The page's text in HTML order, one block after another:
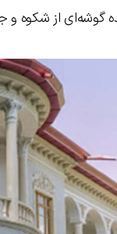
گوشه‌ای از شکوه و